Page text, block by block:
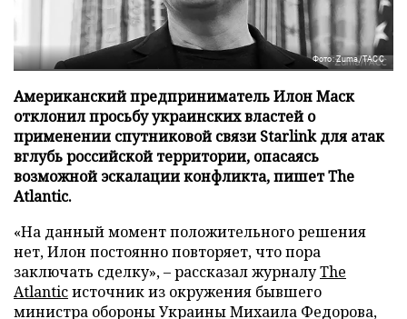
Фото: Zuma/ТАСС
Американский предприниматель Илон Маск
отклонил просьбу украинских властей о
применении спутниковой связи Starlink для атак
вглубь российской территории, опасаясь
возможной эскалации конфликта, пишет The
Atlantic.
«На данный момент положительного решения
нет, Илон постоянно повторяет, что пора
заключать сделку», – рассказал журналуThe
Atlanticисточник из окружения бывшего
министра обороны Украины Михаила Федорова,